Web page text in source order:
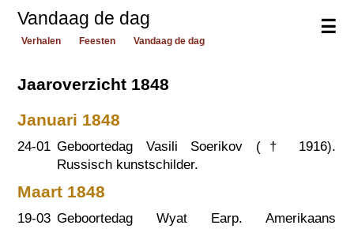
☰
Vandaag de dag
Verhalen Feesten Vandaag de dag
Jaaroverzicht 1848
Januari 1848
24-01 Geboortedag Vasili Soerikov († 1916).
Russisch kunstschilder.
Maart 1848
19-03 Geboortedag Wyat Earp. Amerikaans